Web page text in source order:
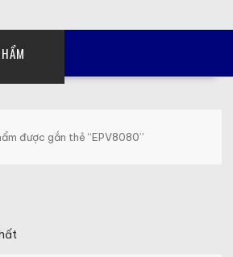
được gắn thẻ “EPV8080”